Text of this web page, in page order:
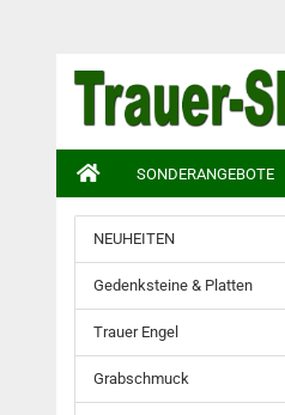
SONDERANGEBOTE
NEUHEITEN
Gedenksteine & Platten
Trauer Engel
Grabschmuck